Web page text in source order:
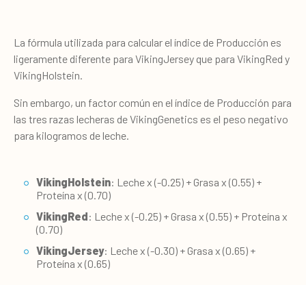
La fórmula utilizada para calcular el índice de Producción es
ligeramente diferente para VikingJersey que para VikingRed y
VikingHolstein.
Sin embargo, un factor común en el índice de Producción para
las tres razas lecheras de VikingGenetics es el peso negativo
para kilogramos de leche.
VikingHolstein: Leche x (-0.25) + Grasa x (0.55) +
Proteína x (0.70)
VikingRed: Leche x (-0.25) + Grasa x (0.55) + Proteína x
(0.70)
VikingJersey: Leche x (-0.30) + Grasa x (0.65) +
Proteína x (0.65)